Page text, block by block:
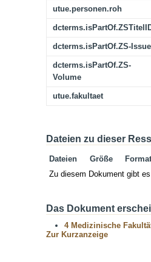
utue.personen.roh
dcterms.isPartOf.ZS-Issue
dcterms.isPartOf.ZS-
Volume
utue.fakultaet
Dateien zu dieser
Dateien Größe
Format
Zu diesem Dokument gibt
Das Dokument
4 Medizinische
Zur Kurzanzeige